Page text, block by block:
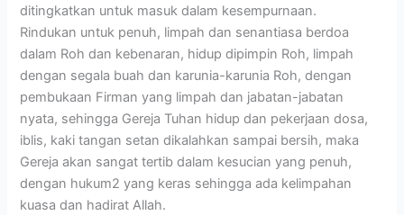
ditingkatkan untuk masuk dalam kesempurnaan.
Rindukan untuk penuh, limpah dan senantiasa berdoa
dalam Roh dan kebenaran, hidup dipimpin Roh, limpah
dengan segala buah dan karunia-karunia Roh, dengan
pembukaan Firman yang limpah dan jabatan-jabatan
nyata, sehingga Gereja Tuhan hidup dan pekerjaan dosa,
iblis, kaki tangan setan dikalahkan sampai bersih, maka
Gereja akan sangat tertib dalam kesucian yang penuh,
dengan hukum2 yang keras sehingga ada kelimpahan
kuasa dan hadirat Allah.